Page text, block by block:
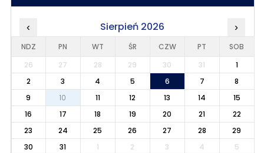
‹ Sierpień 2026 ›
NDZ PN WT ŚR CZW PT
SOB
26
27 28 29 30 31
1
2
3 4 5 6 7
8
9
10 11 12 13 14
15
16
17 18 19 20 21
22
23
24 25 26 27 28
29
30
31 1 2 3 4 5